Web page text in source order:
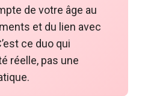
de votre âge au
et du lien avec
ce duo qui
réelle, pas une